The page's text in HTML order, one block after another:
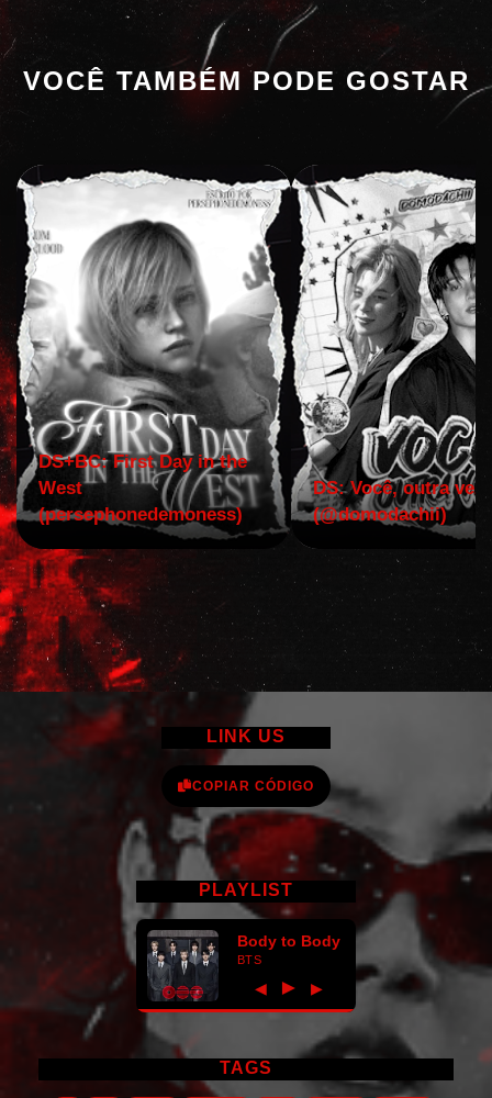
VOCÊ TAMBÉM PODE GOSTAR
DS+BC: First Day in the
West
(persephonedemoness)
DS: Você, outra vez!
(@domodachii)
LINK US
COPIAR CÓDIGO
PLAYLIST
Body to Body
BTS
◀ ► ▶
TAGS